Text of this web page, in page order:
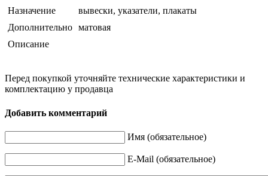
Назначение
вывески, указатели, плакаты
Дополнительно матовая
Описание
Перед покупкой уточняйте технические характеристики и
комплектацию у продавца
Добавить комментарий
Имя (обязательное)
E-Mail (обязательное)